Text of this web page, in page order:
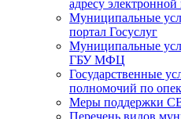
адресу
Муниципальные
портал Госуслуг
Муниципальные
ГБУ МФЦ
Государственные
полномочий по
Меры поддержки
Перечень видов